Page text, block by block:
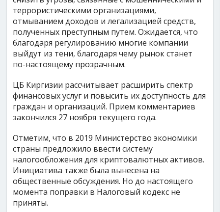
террористическими организациями,
отмыванием доходов и легализацией средств,
полученных преступным путем. Ожидается, что
благодаря регулированию многие компании
выйдут из тени, благодаря чему рынок станет
по-настоящему прозрачным.
ЦБ Киргизии рассчитывает расширить спектр
финансовых услуг и повысить их доступность для
граждан и организаций. Прием комментариев
закончился 27 ноября текущего года.
Отметим, что в 2019 Министерство экономики
страны предложило ввести систему
налогообложения для криптовалютных активов.
Инициатива также была вынесена на
общественные обсуждения. Но до настоящего
момента поправки в Налоговый кодекс не
приняты.